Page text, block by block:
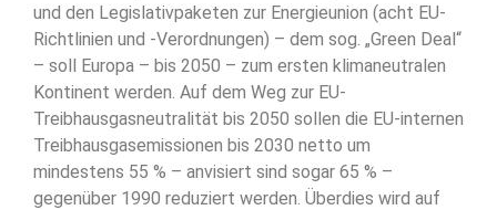
und den Legislativpaketen zur Energieunion (acht EU-
Richtlinien und -Verordnungen) – dem sog. „Green Deal“
– soll Europa – bis 2050 – zum ersten klimaneutralen
Kontinent werden. Auf dem Weg zur EU-
Treibhausgasneutralität bis 2050 sollen die EU-internen
Treibhausgasemissionen bis 2030 netto um
mindestens 55 % – anvisiert sind sogar 65 % –
gegenüber 1990 reduziert werden. Überdies wird auf